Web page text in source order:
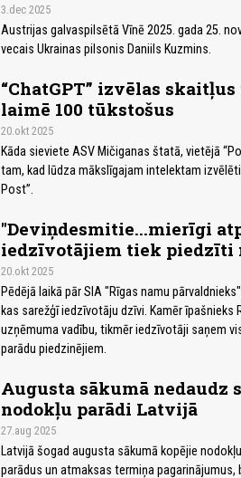
3.dec 2025
Austrijas galvaspilsētā Vīnē 2025. gada 25.
vecais Ukrainas pilsonis Daniils Kuzmins.
“ChatGPT” izvēlas
laimē 100 tūkstošus
20.okt 2025
Kāda sieviete ASV Mičiganas štatā, vietējā
tam, kad lūdza mākslīgajam intelektam
Post”.
"Deviņdesmitie...mierīgi
iedzīvotājiem tiek piedzīti
20.okt 2025
Pēdējā laikā pār SIA "Rīgas namu
kas sarežģī iedzīvotāju dzīvi. Kamēr īpašnieks
uzņēmuma vadību, tikmēr iedzīvotāji saņem
parādu piedzinējiem.
Augusta sākumā nedaudz
nodokļu parādi Latvijā
27.aug 2025
Latvijā šogad augusta sākumā kopējie
parādus un atmaksas termiņa pagarinājumus,